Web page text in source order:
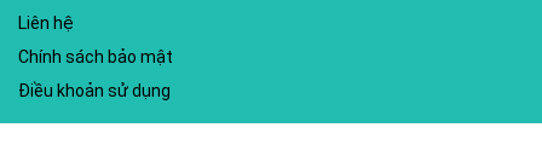
Liên hệ
Chính sách bảo mật
Điều khoản sử dụng